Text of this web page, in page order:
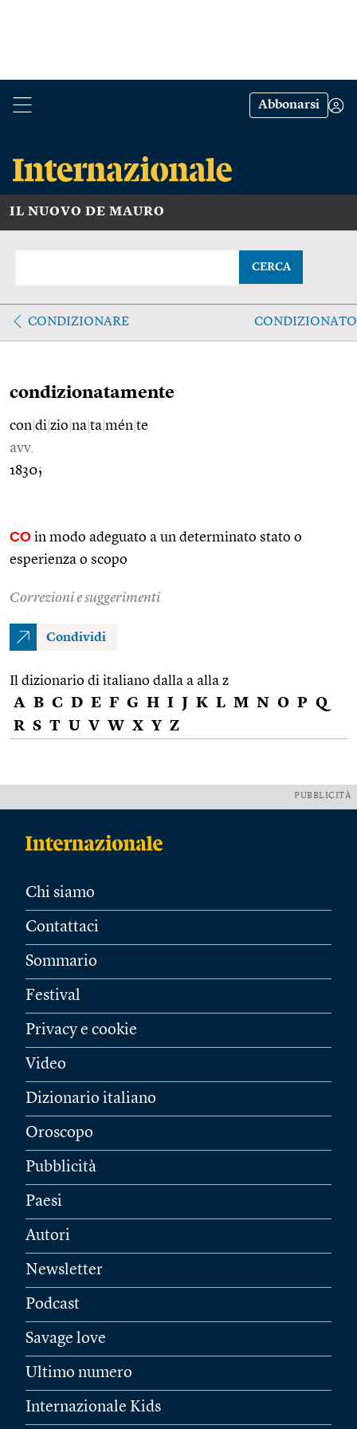
Abbonarsi
IL NUOVO DE MAURO
CERCA
CONDIZIONARE CONDIZIONATO
condizionatamente
con di zio na ta mén te
avv.
1830;
CO in modo adeguato a un determinato stato o
esperienza o scopo
Correzioni e suggerimenti
Condividi
Il dizionario di italiano dalla a alla z
A B C D E F G H I J K L M N O P Q
R S T U V W X Y Z
PUBBLICITÀ
Chi siamo
Contattaci
Sommario
Festival
Privacy e cookie
Video
Dizionario italiano
Oroscopo
Pubblicità
Paesi
Autori
Newsletter
Podcast
Savage love
Ultimo numero
Internazionale Kids